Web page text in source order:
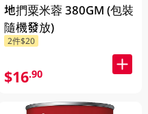
地捫粟米蓉 380GM (包裝
隨機發放)
2件$20
$16.90